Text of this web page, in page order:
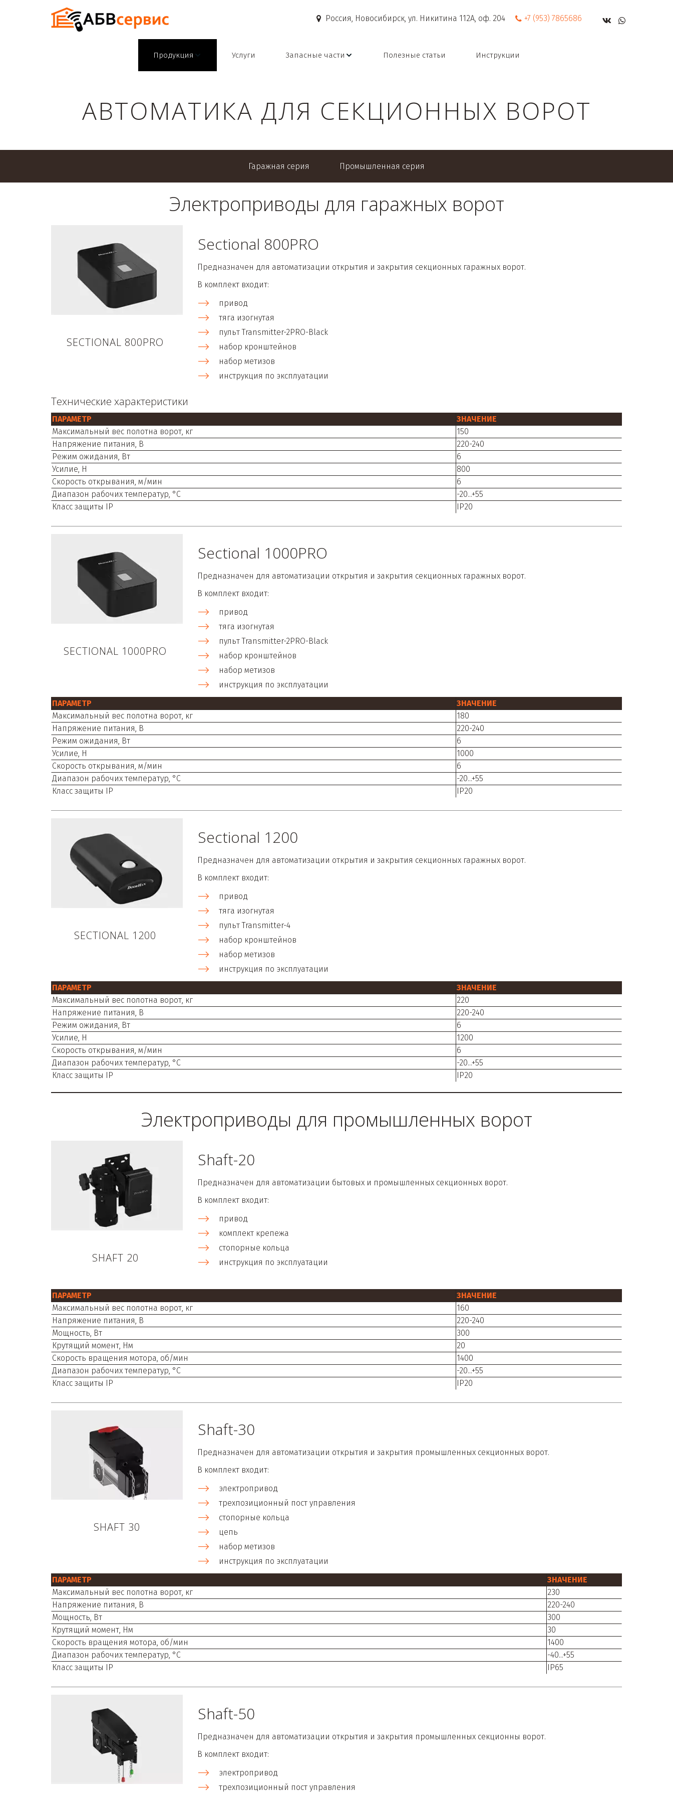
+7 (953) 7865686
Россия Новосибирск ул. Никитина 112А оф. 204
Продукция Услуги Запасные части Полезные статьи Инструкции
АВТОМАТИКА ДЛЯ СЕКЦИОННЫХ ВОРОТ
Гаражная серия Промышленная серия
Электроприводы для гаражных ворот
SECTIONAL 800PRO
Sectional 800PRO
Предназначен для автоматизации открытия и закрытия секционных гаражных ворот.
В комплект входит:
привод
тягa изогнутaя
пульт Transmitter-2PRO-Black
набор кронштейнов
нaбор метизов
инструкция по эксплуaтaции
Технические характеристики
ПАРАМЕТР
ЗНАЧЕНИЕ
Максимальный вес полотна ворот, кг
150
Напряжение питания, В
220-240
Режим ожидания, Вт
6
Усилие, Н
800
Скорость открывания, м/мин
6
Диапазон рабочих температур, °С
-20...+55
Класс защиты IP
IP20
SECTIONAL 1000PRO
Sectional 1000PRO
Предназначен для автоматизации открытия и закрытия секционных гаражных ворот.
В комплект входит:
привод
тягa изогнутaя
пульт Transmitter-2PRO-Black
набор кронштейнов
нaбор метизов
инструкция по эксплуaтaции
ПАРАМЕТР
ЗНАЧЕНИЕ
Максимальный вес полотна ворот, кг
180
Напряжение питания, В
220-240
Режим ожидания, Вт
6
Усилие, Н
1000
Скорость открывания, м/мин
6
Диапазон рабочих температур, °С
-20...+55
Класс защиты IP
IP20
SECTIONAL 1200
Sectional 1200
Предназначен для автоматизации открытия и закрытия секционных гаражных ворот.
В комплект входит:
привод
тягa изогнутaя
пульт Transmitter-4
набор кронштейнов
нaбор метизов
инструкция по эксплуaтaции
ПАРАМЕТР
ЗНАЧЕНИЕ
Максимальный вес полотна ворот, кг
220
Напряжение питания, В
220-240
Режим ожидания, Вт
6
Усилие, Н
1200
Скорость открывания, м/мин
6
Диапазон рабочих температур, °С
-20...+55
Класс защиты IP
IP20
Электроприводы для промышленных ворот
SHAFT 20
Shaft-20
Предназначен для автоматизации бытовых и промышленных секционных ворот.
В комплект входит:
привод
комплект крепежа
стопорные кольца
инструкция по эксплуатации
ПАРАМЕТР
ЗНАЧЕНИЕ
Максимальный вес полотна ворот, кг
160
Напряжение питания, В
220-240
Мощность, Вт
300
Крутящий момент, Нм
20
Скорость вращения мотора, об/мин
1400
Диапазон рабочих температур, °С
-20...+55
Класс защиты IP
IP20
SHAFT 30
Shaft-30
Предназначен для автоматизации открытия и закрытия промышленных секционных ворот.
В комплект входит:
электропривод
трехпозиционный пост управления
стопорные кольца
цепь
нaбор метизов
инструкция по эксплуaтaции
ПАРАМЕТР
ЗНАЧЕНИЕ
Максимальный вес полотна ворот, кг
230
Напряжение питания, В
220-240
Мощность, Вт
300
Крутящий момент, Нм
30
Скорость вращения мотора, об/мин
1400
Диапазон рабочих температур, °С
-40...+55
Класс защиты IP
IP65
Shaft-50
Предназначен для автоматизации открытия и закрытия промышленных секционны ворот.
В комплект входит:
электропривод
трехпозиционный пост управления